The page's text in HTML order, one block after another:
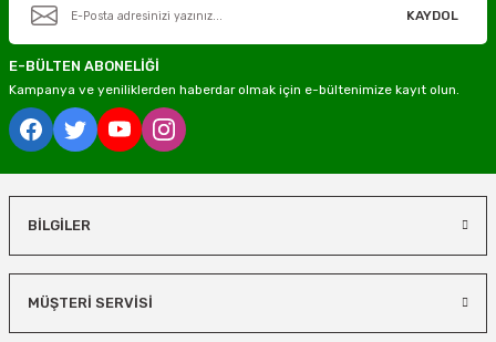
KAYDOL
E-BÜLTEN ABONELİĞİ
Kampanya ve yeniliklerden haberdar olmak için e-bültenimize kayıt olun.
BİLGİLER
MÜŞTERİ SERVİSİ